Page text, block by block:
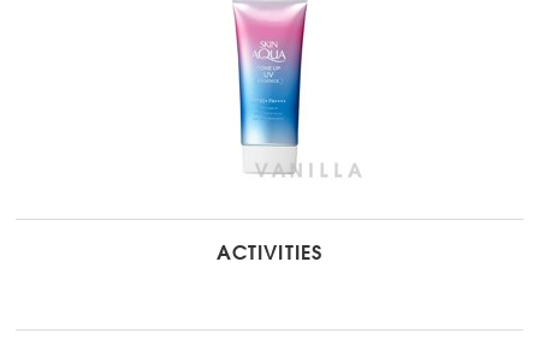
ACTIVITIES